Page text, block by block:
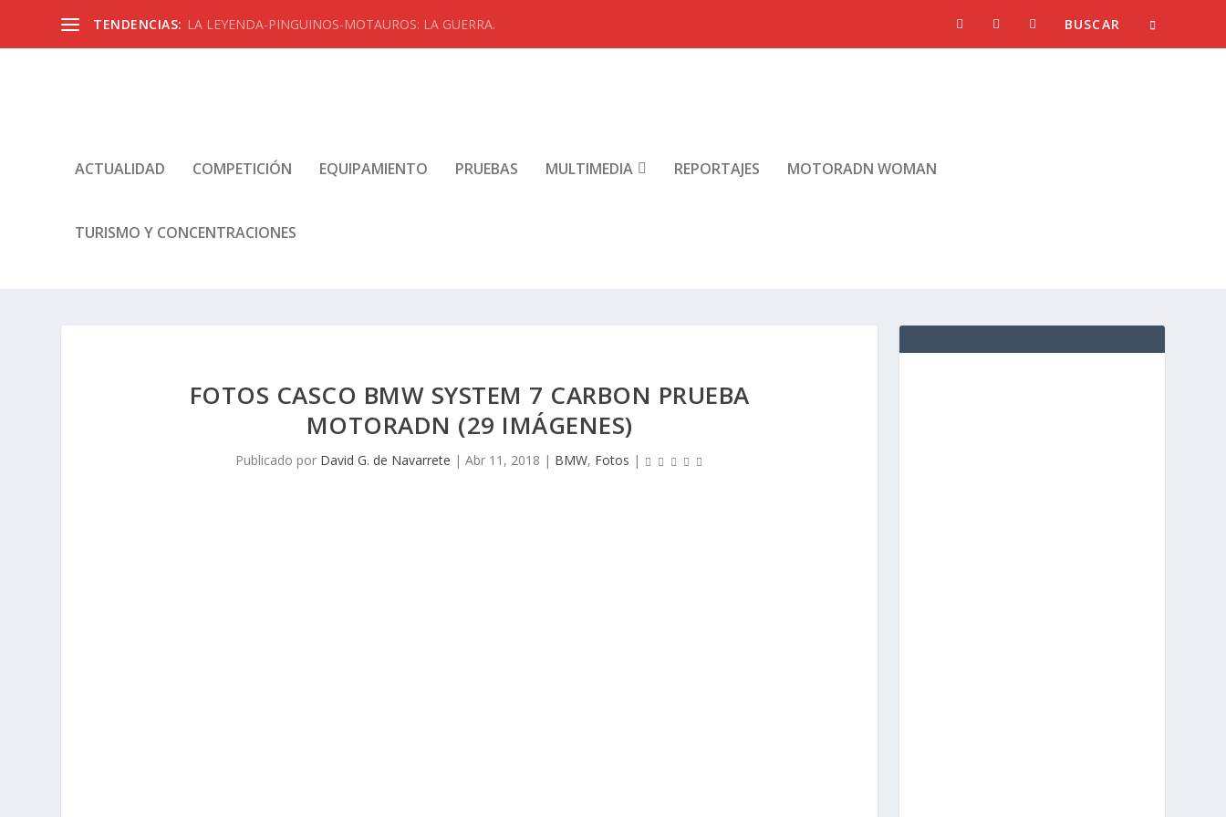
TENDENCIAS: LA LEYENDA-PINGUINOS-MOTAUROS: LA GUERRA.
ACTUALIDAD COMPETICIÓN EQUIPAMIENTO PRUEBAS MULTIMEDIA REPORTAJES MOTORADN WOMAN
TURISMO Y CONCENTRACIONES
FOTOS CASCO BMW SYSTEM 7 CARBON PRUEBA
MOTORADN (29 IMÁGENES)
Publicado por David G. de Navarrete | Abr 11, 2018 | BMW, Fotos |